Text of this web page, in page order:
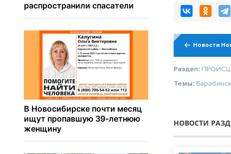
Новости
Раздел:
Темы:
НОВОСТИ